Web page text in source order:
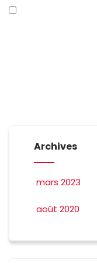
Archives
mars 2023
août 2020